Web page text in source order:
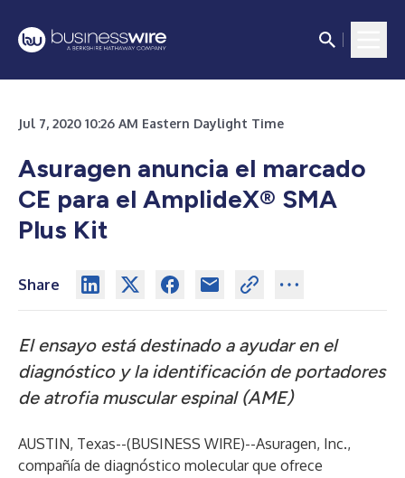
Jul 7, 2020 10:26 AM Eastern Daylight Time
Asuragen anuncia el marcado
CE para el AmplideX® SMA
Plus Kit
Share
El ensayo está destinado a ayudar en el
diagnóstico y la identificación de portadores
de atrofia muscular espinal (AME)
AUSTIN, Texas--(BUSINESS WIRE)--Asuragen, Inc.,
compañía de diagnóstico molecular que ofrece